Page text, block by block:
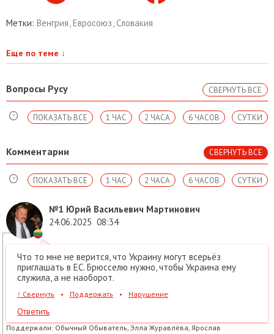
Метки: Венгрия,Евросоюз,Словакия
Еще по теме ↓
Вопросы Русу СВЕРНУТЬ ВСЕ
СУТКИ
6 ЧАСОВ
2 ЧАСА
1 ЧАС
ПОКАЗАТЬ ВСЕ
Комментарии СВЕРНУТЬ ВСЕ
СУТКИ
6 ЧАСОВ
2 ЧАСА
1 ЧАС
ПОКАЗАТЬ ВСЕ
№1 Юрий Васильевич Мартинович
24.06.2025 08:34
Что то мне не верится, что Украину могут всерьёз
приглашать в ЕС. Брюсселю нужно, чтобы Украина ему
служила, а не наоборот.
↑ Свернуть • Поддержать • Нарушение
Ответить
Поддержали: Обычный Обыватель, Элла Журавлёва, Ярослав